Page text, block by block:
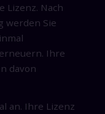
Lizenz. Nach
werden Sie
Ihre
davon
an. Ihre Lizenz